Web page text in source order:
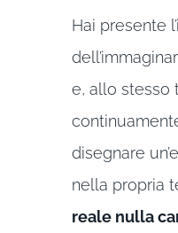
Hai presente
e, allo stesso
disegnare
nella propria
reale nulla